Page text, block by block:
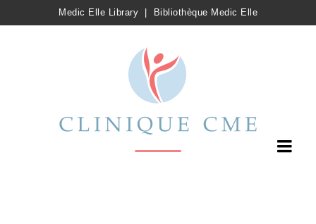
Medic Elle Library Bibliothèque Medic Elle